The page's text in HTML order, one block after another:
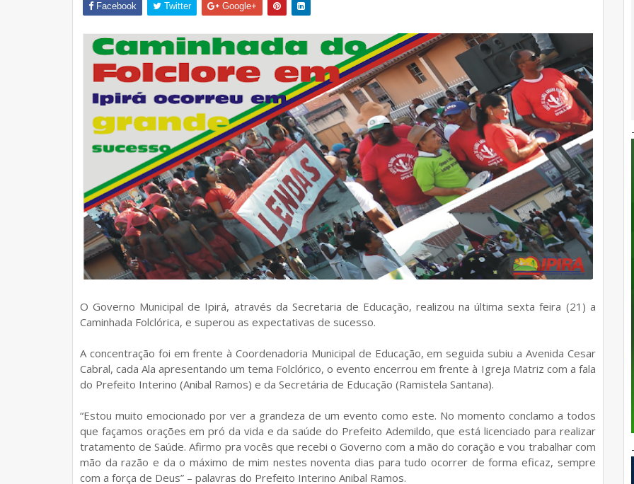
Facebook Twitter Google+
O Governo Municipal de Ipirá, através da Secretaria de Educação, realizou na última sexta feira (21) a
Caminhada Folclórica, e superou as expectativas de sucesso.
A concentração foi em frente à Coordenadoria Municipal de Educação, em seguida subiu a Avenida Cesar
Cabral, cada Ala apresentando um tema Folclórico, o evento encerrou em frente à Igreja Matriz com a fala
do Prefeito Interino (Anibal Ramos) e da Secretária de Educação (Ramistela Santana).
“Estou muito emocionado por ver a grandeza de um evento como este. No momento conclamo a todos
que façamos orações em pró da vida e da saúde do Prefeito Ademildo, que está licenciado para realizar
tratamento de Saúde. Afirmo pra vocês que recebi o Governo com a mão do coração e vou trabalhar com
mão da razão e da o máximo de mim nestes noventa dias para tudo ocorrer de forma eficaz, sempre
com a força de Deus” – palavras do Prefeito Interino Anibal Ramos.